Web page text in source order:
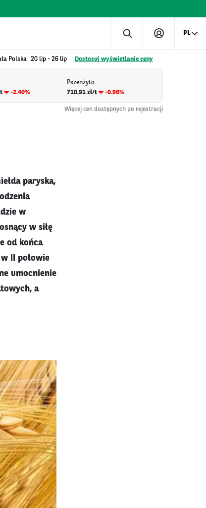
PL
Polska 20 lip - 26 lip Dostosuj wyświetlanie ceny
-2.40%
Pszenżyto
710.91 zł/t
-0.96%
Więcej cen dostępnych po rejestracji
paryska,
w
w siłę
od końca
II połowie
umocnienie
a